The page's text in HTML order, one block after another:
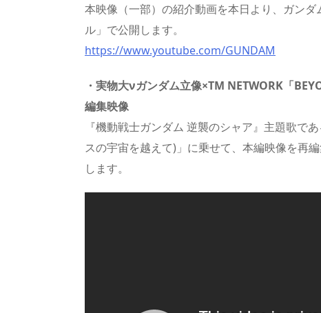
本映像（一部）の紹介動画を本日より、ガン
ル」で公開します。
https://www.youtube.com/GUNDAM
・ 実物大νガンダム立像×TM NETWORK「
編集映像
『機動戦士ガンダム 逆襲のシャア』主題歌で
スの宇宙を越えて)」に乗せて、本編映像を再
します。